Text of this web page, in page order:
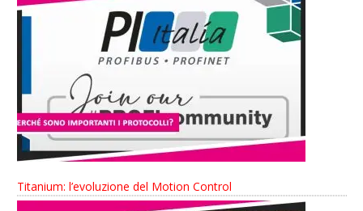
Titanium: l’evoluzione del Motion Control